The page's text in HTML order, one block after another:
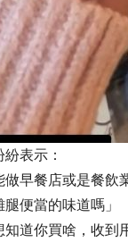
表示：
做早餐店或是餐
腿便當的味道嗎」
知道你買啥，收到